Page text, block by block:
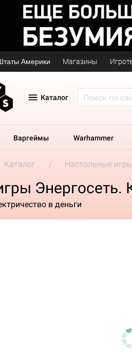
Америки Магазины
Каталог
Варгеймы Warhammer
Каталог Настольные игры
Энергосеть.
в деньги